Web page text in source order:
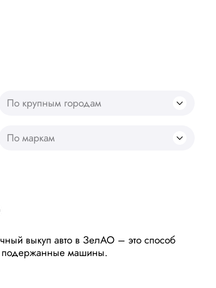
По крупным городам
По маркам
выкуп авто в ЗелАО – это способ
подержанные машины.